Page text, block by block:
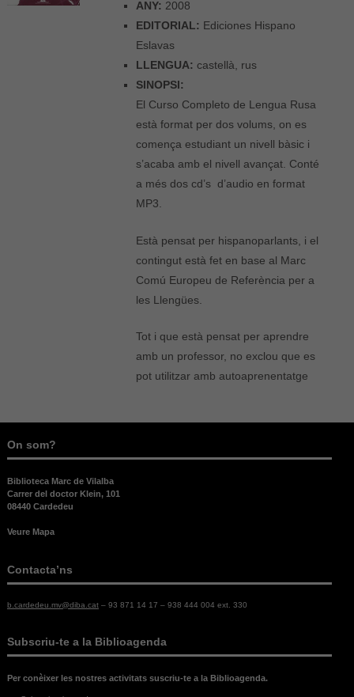
ANY: 2008
EDITORIAL: Ediciones Hispano
Eslavas
LLENGUA: castellà, rus
SINOPSI:
El Curso Completo de Lengua Rusa
està format per dos volums, on es
comença estudiant un nivell bàsic i
s’acaba amb el nivell avançat. Conté
a més dos cd’s d’audio en format
MP3.
Està pensat per hispanoparlants, i el
contingut està fet en base al Marc
Comú Europeu de Referència per a
les Llengües.
Tot i que està pensat per aprendre
amb un professor, no exclou que es
pot utilitzar amb autoaprenentatge
On som?
Biblioteca Marc de Vilalba
Carrer del doctor Klein, 101
08440 Cardedeu
Veure Mapa
Contacta’ns
b.cardedeu.mv@diba.cat– 93 871 14 17 – 938 444 004 ext. 330
Subscriu-te a la Biblioagenda
Per conèixer les nostres activitats suscriu-te a la Biblioagenda.
Aquestes
són